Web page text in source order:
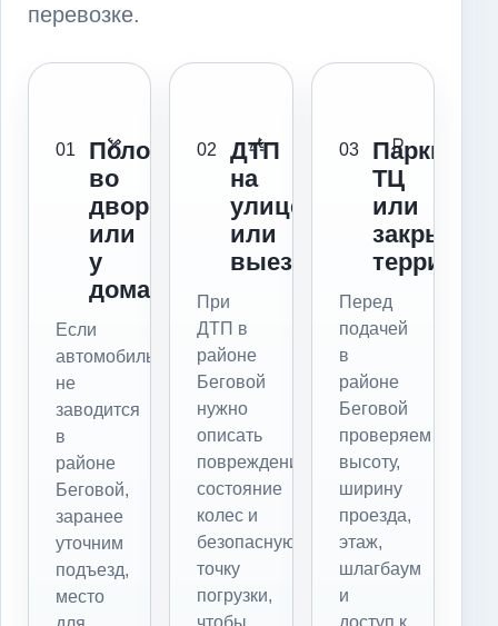
перевозке.
01
Поломка
во
дворе
или
у
дома
Если
автомобиль
не
заводится
в
районе
Беговой,
заранее
уточним
подъезд,
место
02
ДТП
на
улице
или
выезде
При
ДТП в
районе
Беговой
нужно
описать
повреждения,
состояние
колес и
безопасную
точку
погрузки,
чтобы
03
Паркинг,
ТЦ
или
закрытая
Перед
подачей
в
районе
Беговой
проверяем
высоту,
ширину
проезда,
этаж,
шлагбаум
и
доступ к